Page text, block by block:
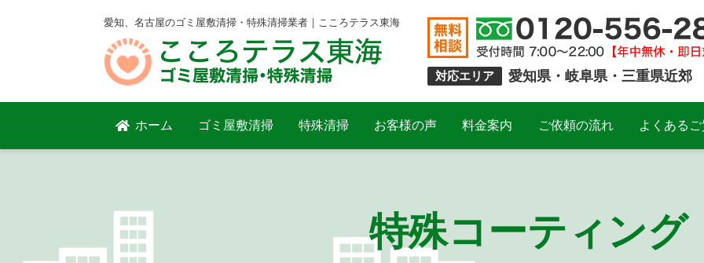
愛知、名古屋のゴミ屋敷清掃・特殊清掃業者｜こころテラス東海
対応エリア 愛知県・岐阜県・三重県近郊
ホーム ゴミ屋敷清掃 特殊清掃 お客様の声 料金案内 ご依頼の流れ よくある
特殊コーティング